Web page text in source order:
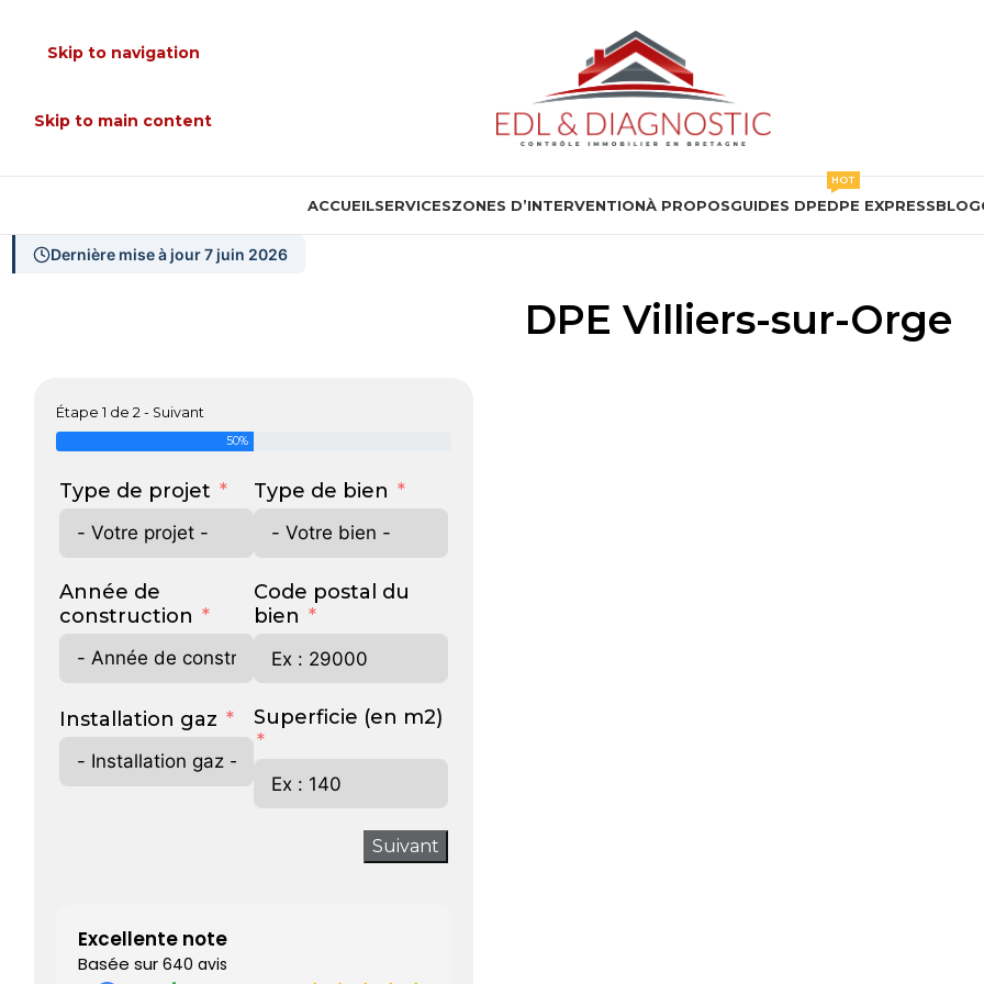
Skip to navigation
Skip to main content
ACCUEILSERVICESZONES D’INTERVENTIONÀ PROPOSGUIDES DPEDPE EXPRESS
HOT
BLOG
Dernière mise à jour 7 juin 2026
DPE Villiers-sur-Orge
Étape 1 de 2 - Suivant
50%
Type de projet Type de bien
Année de
construction
Code postal du
bien
Installation gaz Superficie (en m2)
Suivant
Excellente note
Basée sur 640 avis